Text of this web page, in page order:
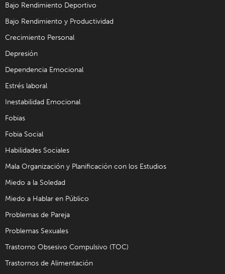
Bajo Rendimiento Deportivo
Bajo Rendimiento y Productividad
Crecimiento Personal
Depresión
Dependencia Emocional
Estrés laboral
Inestabilidad Emocional
Fobias
Fobia Social
Habilidades Sociales
Mala Organización y Planificación con los Estudios
Miedo a la Soledad
Miedo a Hablar en Público
Problemas de Pareja
Problemas Sexuales
Trastorno Obsesivo Compulsivo (TOC)
Trastornos de Alimentación